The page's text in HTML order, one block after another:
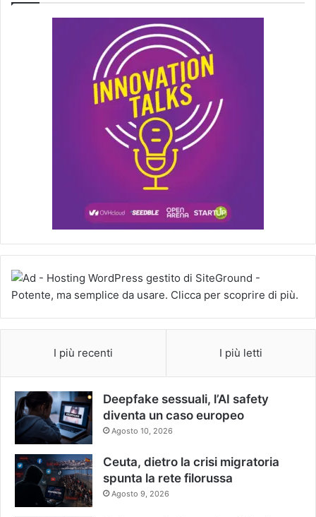
I più recenti I più letti
Deepfake sessuali, l’AI safety
diventa un caso europeo
Agosto 10, 2026
Ceuta, dietro la crisi migratoria
spunta la rete filorussa
Agosto 9, 2026